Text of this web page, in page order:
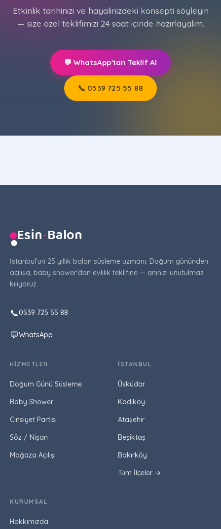
Etkinlik tarihinizi ve hayalinizdeki konsepti söyleyin
— size özel teklifimizi 24 saat içinde hazırlayalım.
💬 WhatsApp'tan Teklif Al
📞 0539 725 55 88
●Esin·Balon
İstanbul'un 25 yıllık balon süsleme uzmanı. Doğum gününden
açılışa, baby shower'dan evlilik teklifine — anınızı unutulmaz
kılıyoruz.
📞0539 725 55 88
💬WhatsApp
HIZMETLER
Doğum Günü Süsleme
Baby Shower
Cinsiyet Partisi
Söz / Nişan
Mağaza Açılışı
İSTANBUL
Üsküdar
Kadıköy
Ataşehir
Beşiktaş
Bakırköy
Tüm İlçeler →
KURUMSAL
Hakkımızda